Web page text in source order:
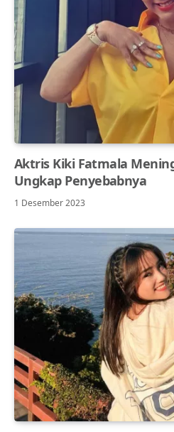
Aktris Kiki Fatmala
Ungkap Penyebabnya
1 Desember 2023